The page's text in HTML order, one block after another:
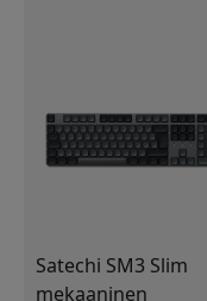
Satechi SM3 Slim
mekaaninen